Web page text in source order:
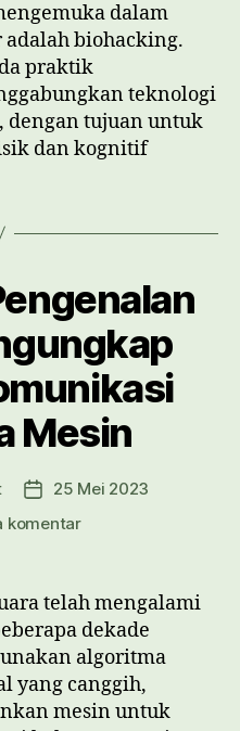
dalam
biohacking.
praktik
teknologi
dengan tujuan untuk
dan kognitif
Mesin
Post
date
25 Mei 2023
komentarpada
Suara
Mengungkap
Potensi
Komunikasi
Manusia
Mesin
telah mengalami
dekade
algoritma
yang canggih,
mesin untuk